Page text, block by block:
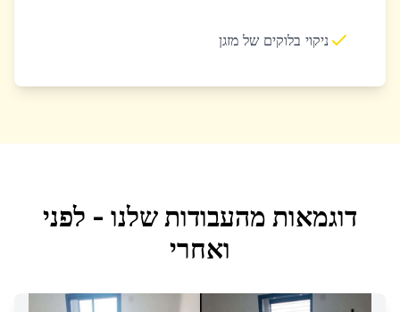
ניקוי בלוקים של מזגן
דוגמאות מהעבודות שלנו - לפני
ואחרי